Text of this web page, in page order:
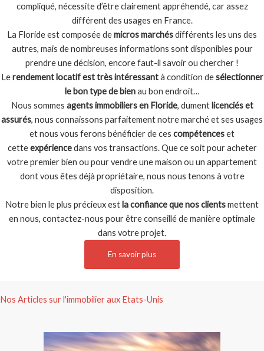
compliqué, nécessite d’être clairement appréhendé, car assez
différent des usages en France.
La Floride est composée demicros marchésdifférents les uns des
autres, mais de nombreuses informations sont disponibles pour
prendre une décision, encore faut-il savoir ou chercher !
Lerendement locatif est très intéressantà condition desélectionner
le bon type de bienau bon endroit…
Nous sommes agents immobiliers en Floride, dument licenciés et
assurés, nous connaissons parfaitement notre marché et ses usages
et nous vous ferons bénéficier de ces compétenceset
cetteexpériencedans vos transactions. Que ce soit pour acheter
votre premier bien ou pour vendre une maison ou un appartement
dont vous êtes déjà propriétaire, nous nous tenons à votre
disposition.
Notre bien le plus précieux est la confiance que nos clientsmettent
en nous, contactez-nous pour être conseillé de manière optimale
dans votre projet.
En savoir plus
Nos Articles sur l'immobilier aux Etats-Unis